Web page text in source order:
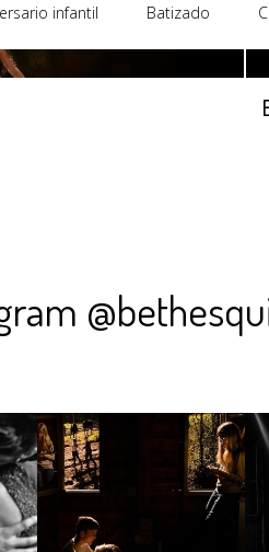
infantil Batizado